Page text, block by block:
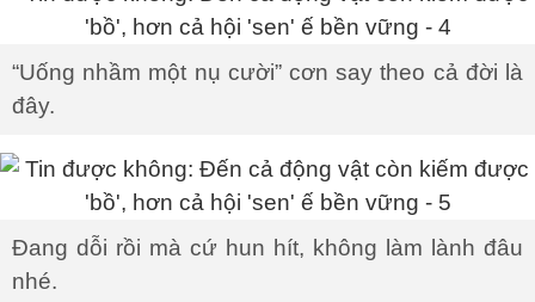
“Uống nhầm một nụ cười” cơn say theo cả đời là
đây.
Đang dỗi rồi mà cứ hun hít, không làm lành đâu
nhé.